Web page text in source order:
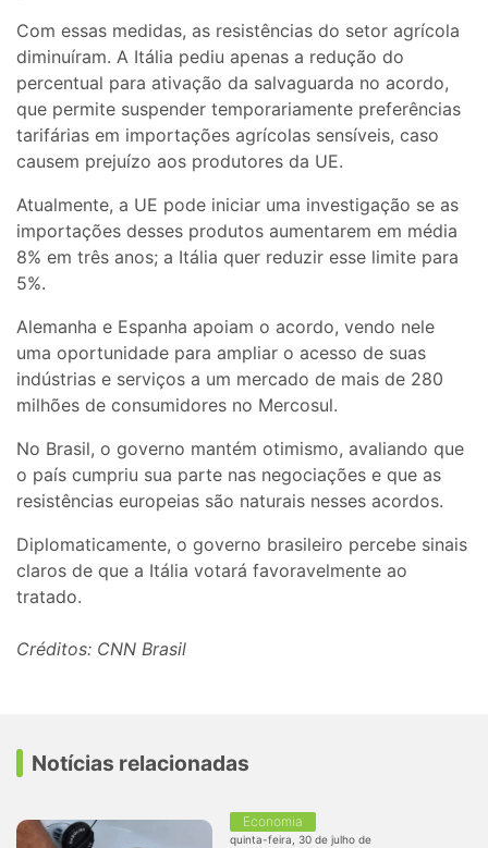
Com essas medidas, as resistências do setor agrícola
diminuíram. A Itália pediu apenas a redução do
percentual para ativação da salvaguarda no acordo,
que permite suspender temporariamente preferências
tarifárias em importações agrícolas sensíveis, caso
causem prejuízo aos produtores da UE.
Atualmente, a UE pode iniciar uma investigação se as
importações desses produtos aumentarem em média
8% em três anos; a Itália quer reduzir esse limite para
5%.
Alemanha e Espanha apoiam o acordo, vendo nele
uma oportunidade para ampliar o acesso de suas
indústrias e serviços a um mercado de mais de 280
milhões de consumidores no Mercosul.
No Brasil, o governo mantém otimismo, avaliando que
o país cumpriu sua parte nas negociações e que as
resistências europeias são naturais nesses acordos.
Diplomaticamente, o governo brasileiro percebe sinais
claros de que a Itália votará favoravelmente ao
tratado.
Créditos: CNN Brasil
Notícias relacionadas
Economia
quinta-feira, 30 de julho de